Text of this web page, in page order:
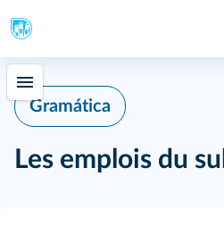
Gramática
Les emplois du